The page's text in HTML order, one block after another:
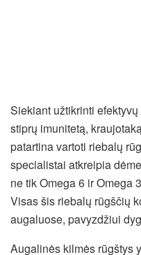
Siekiant užtikrinti
stiprų imunitetą,
patartina vartoti riebalų
specialistai atkreipia
ne tik Omega 6 ir Omega
Visas šis riebalų rūgščių
augaluose, pavyzdžiui
Augalinės kilmės rūgštys